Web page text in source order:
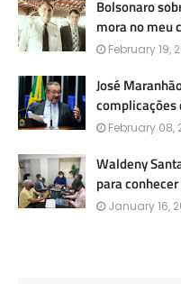
Bolsonaro
mora no meu
February 19,
José
complicações
February 08,
Waldeny
para
January 16,